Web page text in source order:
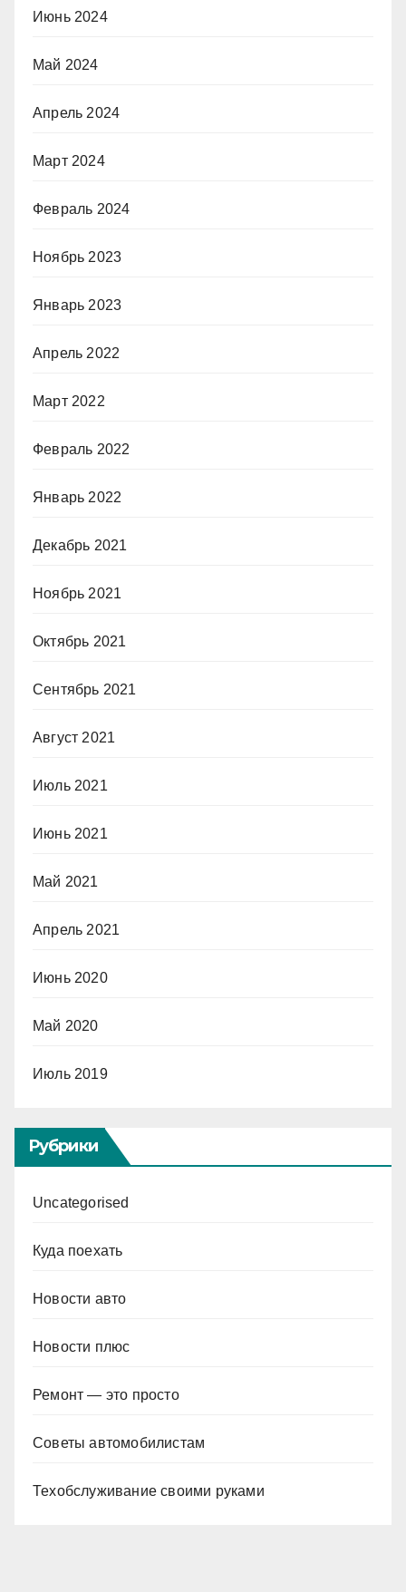
Июнь 2024
Май 2024
Апрель 2024
Март 2024
Февраль 2024
Ноябрь 2023
Январь 2023
Апрель 2022
Март 2022
Февраль 2022
Январь 2022
Декабрь 2021
Ноябрь 2021
Октябрь 2021
Сентябрь 2021
Август 2021
Июль 2021
Июнь 2021
Май 2021
Апрель 2021
Июнь 2020
Май 2020
Июль 2019
Рубрики
Uncategorised
Куда поехать
Новости авто
Новости плюс
Ремонт — это просто
Советы автомобилистам
Техобслуживание своими руками